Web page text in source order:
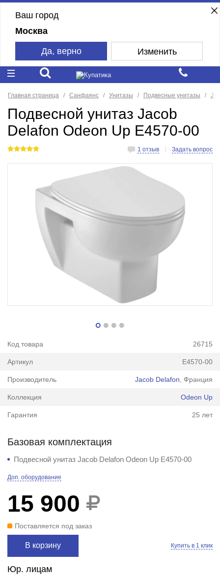
Ваш город
Москва
Да, верно Изменить
Главная страница Санфаянс Унитазы Подвесные унитазы
Подвесной унитаз Jacob
Delafon Odeon Up E4570-00
1 отзыв Задать вопрос
Код товара 26715
Артикул E4570-00
Производитель Jacob Delafon , Франция
Коллекция Odeon Up
Гарантия 25 лет
Базовая комплектация
Подвесной унитаз Jacob Delafon Odeon Up E4570-00
Доп. оборудование
15 900
Поставляется под заказ
В корзину Купить в 1 клик
Юр. лицам